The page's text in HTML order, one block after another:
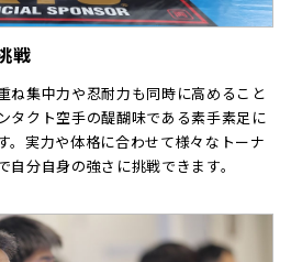
戦
ね集中力や忍耐力も同時に高めること
タクト空手の醍醐味である素手素足に
。実力や体格に合わせて様々なトーナ
分自身の強さに挑戦できます。